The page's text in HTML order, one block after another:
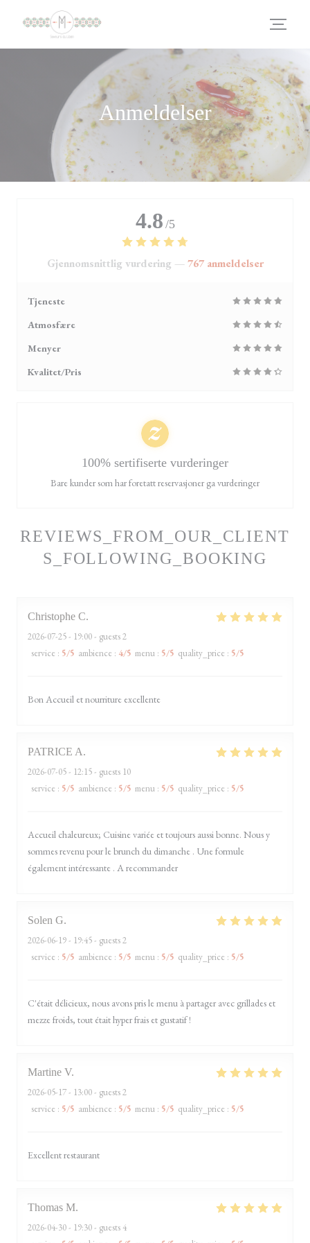
Panel for informasjonskapsler
Anmeldelser
REVIEWS_FROM_OUR_CLIENT
S_FOLLOWING_BOOKING
Christophe C
2026-07-25- 19:00 - guests 2
service : 5/5 ambience : 4/5 menu : 5/5 quality_price : 5/5
Bon Accueil et nourriture excellente
PATRICE A
2026-07-05- 12:15 - guests 10
service : 5/5 ambience : 5/5 menu : 5/5 quality_price : 5/5
Accueil chaleureux; Cuisine variée et toujours aussi bonne. Nous y
sommes revenu pour le brunch du dimanche . Une formule
également intéressante . A recommander
Solen G
2026-06-19- 19:45 - guests 2
service : 5/5 ambience : 5/5 menu : 5/5 quality_price : 5/5
C'était délicieux, nous avons pris le menu à partager avec grillades et
mezze froids, tout était hyper frais et gustatif !
Martine V
2026-05-17- 13:00 - guests 2
service : 5/5 ambience : 5/5 menu : 5/5 quality_price : 5/5
Excellent restaurant
Thomas M
2026-04-30- 19:30 - guests 4
4.8 /5
Gjennomsnittlig vurdering —767 anmeldelser
Tjeneste
Atmosfære
Menyer
Kvalitet/Pris
100% sertifiserte vurderinger
Bare kunder som har foretatt reservasjoner ga vurderinger